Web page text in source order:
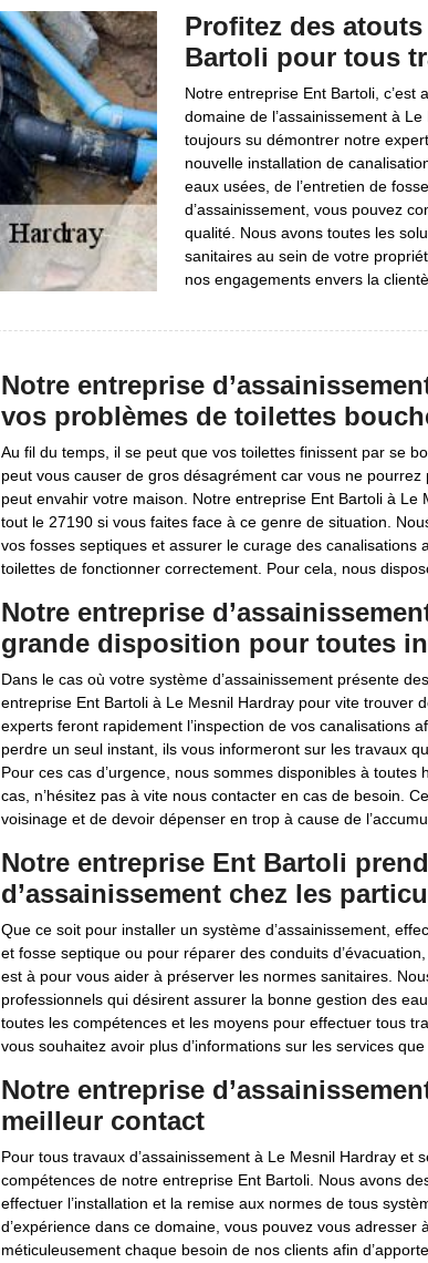
Profitez des
Bartoli pour tous
Notre entreprise Ent Bartoli,
domaine de l’assainissement à
toujours su démontrer notre
nouvelle installation de
eaux usées, de l’entretien de
d’assainissement, vous pouvez
qualité. Nous avons toutes les
sanitaires au sein de votre
nos engagements envers la
Notre entreprise
vos problèmes de toilettes
Au fil du temps, il se peut que vos toilettes finissent par se
peut vous causer de gros désagrément car vous ne
peut envahir votre maison. Notre entreprise Ent Bartoli à
tout le 27190 si vous faites face à ce genre de situation.
vos fosses septiques et assurer le curage des canalisations
toilettes de fonctionner correctement. Pour cela, nous
Notre entreprise
grande disposition pour toutes
Dans le cas où votre système d’assainissement présente
entreprise Ent Bartoli à Le Mesnil Hardray pour vite trouver
experts feront rapidement l’inspection de vos canalisations
perdre un seul instant, ils vous informeront sur les travaux
Pour ces cas d’urgence, nous sommes disponibles à
cas, n’hésitez pas à vite nous contacter en cas de besoin.
voisinage et de devoir dépenser en trop à cause de
Notre entreprise Ent Bartoli
d’assainissement chez les
Que ce soit pour installer un système d’assainissement,
et fosse septique ou pour réparer des conduits
est à pour vous aider à préserver les normes sanitaires.
professionnels qui désirent assurer la bonne gestion des
toutes les compétences et les moyens pour effectuer tous
vous souhaitez avoir plus d’informations sur les services
Notre entreprise
meilleur contact
Pour tous travaux d’assainissement à Le Mesnil Hardray et
compétences de notre entreprise Ent Bartoli. Nous avons
effectuer l’installation et la remise aux normes de tous
d’expérience dans ce domaine, vous pouvez vous
méticuleusement chaque besoin de nos clients afin